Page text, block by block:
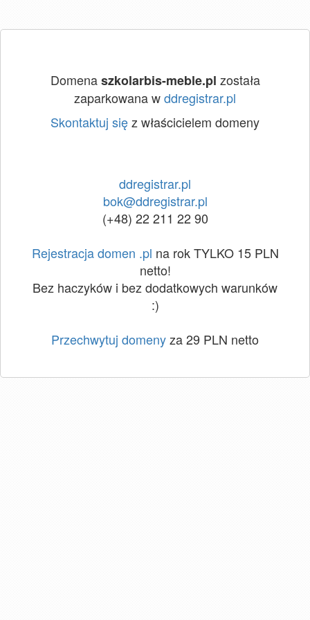
Domenaszkolarbis-meble.pl została
zaparkowana wddregistrar.pl
Skontaktuj sięz właścicielem domeny
ddregistrar.pl
bok@ddregistrar.pl
(+48) 22 211 22 90
Rejestracja domen .pl na rok TYLKO 15 PLN
netto!
Bez haczyków i bez dodatkowych warunków
:)
Przechwytuj domenyza 29 PLN netto